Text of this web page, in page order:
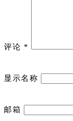
评论 *
显示名称
邮箱